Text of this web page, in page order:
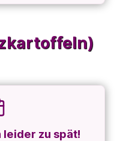
leider zu spät!